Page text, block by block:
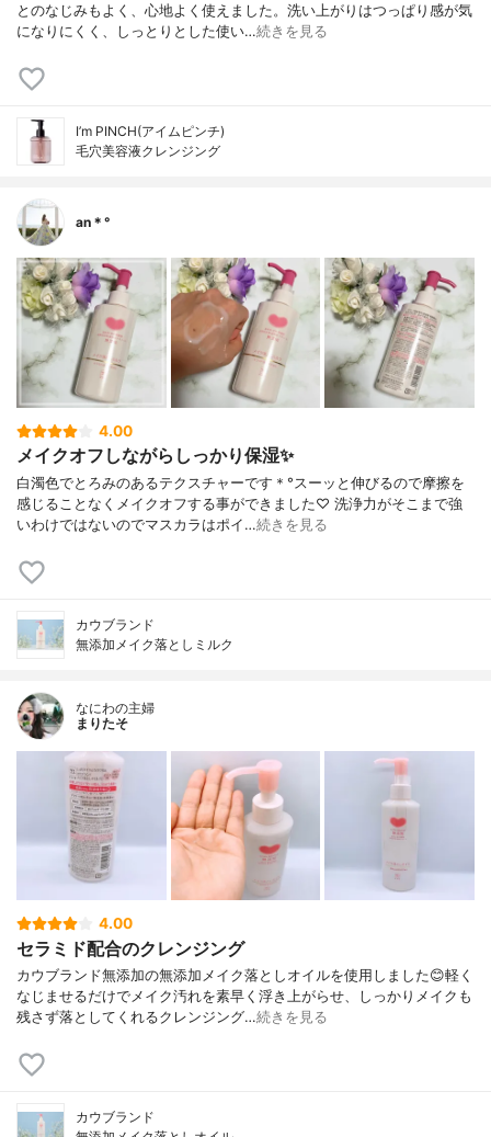
とのなじみもよく、心地よく使えました。洗い上がりはつっぱり感が気
になりにくく、しっとりとした使い…続きを見る
I’m PINCH(アイムピンチ)
毛穴美容液クレンジング
an＊°
4.00
メイクオフしながらしっかり保湿✨
白濁色でとろみのあるテクスチャーです＊°スーッと伸びるので摩擦を
感じることなくメイクオフする事ができました♡ 洗浄力がそこまで強
いわけではないのでマスカラはポイ…続きを見る
カウブランド
無添加メイク落としミルク
なにわの主婦
まりたそ
4.00
セラミド配合のクレンジング
カウブランド無添加の無添加メイク落としオイルを使用しました😊軽く
なじませるだけでメイク汚れを素早く浮き上がらせ、しっかりメイクも
残さず落としてくれるクレンジング…続きを見る
カウブランド